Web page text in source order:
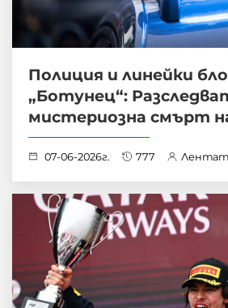
Полиция и линейки
„Ботунец“:
мистериозна смърт
07-06-2026г. 777